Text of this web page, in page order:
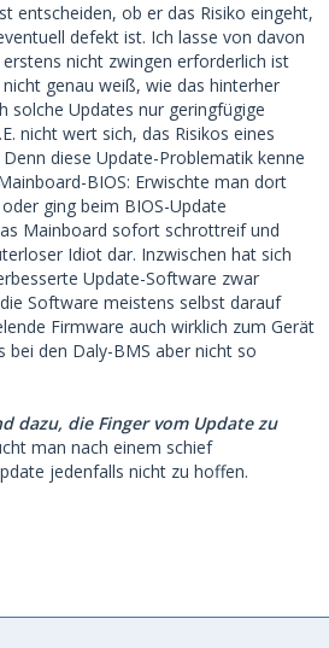
entscheiden, ob er das Risiko eingeht,
defekt ist. Ich lasse von davon
nicht zwingen erforderlich ist
genau weiß, wie das hinterher
solche Updates nur geringfügige
nicht wert sich, das Risikos eines
diese Update-Problematik kenne
BIOS: Erwischte man dort
ging beim BIOS-Update
Mainboard sofort schrottreif und
Idiot dar. Inzwischen hat sich
Update-Software zwar
Software meistens selbst darauf
Firmware auch wirklich zum Gerät
bei den Daly-BMS aber nicht so
dazu, die Finger vom Update zu
man nach einem schief
jedenfalls nicht zu hoffen.